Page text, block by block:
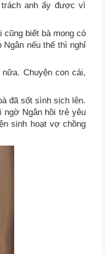
trách anh ấy được vì
cũng biết bà mong có
nếu thế thì nghỉ
Chuyện con cái,
đã sốt sình sịch lên.
ngờ Ngân hồi trẻ yêu
sinh hoạt vợ chồng